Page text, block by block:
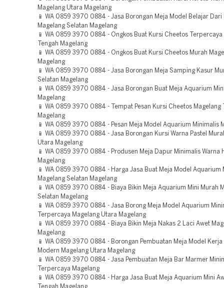
Magelang Utara Magelang
📱 WA 0859 3970 0884 - Jasa Borongan Meja Model Belajar Dari
Magelang Selatan Magelang
📱 WA 0859 3970 0884 - Ongkos Buat Kursi Cheetos Terpercaya
Tengah Magelang
📱 WA 0859 3970 0884 - Ongkos Buat Kursi Cheetos Murah
Magelang
📱 WA 0859 3970 0884 - Jasa Borongan Meja Samping Kasur
Selatan Magelang
📱 WA 0859 3970 0884 - Jasa Borongan Buat Meja Aquarium
Magelang
📱 WA 0859 3970 0884 - Tempat Pesan Kursi Cheetos Magelang
Magelang
📱 WA 0859 3970 0884 - Pesan Meja Model Aquarium Minimalis
📱 WA 0859 3970 0884 - Jasa Borongan Kursi Warna Pastel
Utara Magelang
📱 WA 0859 3970 0884 - Produsen Meja Dapur Minimalis Warna
Magelang
📱 WA 0859 3970 0884 - Harga Jasa Buat Meja Model Aquarium
Magelang Selatan Magelang
📱 WA 0859 3970 0884 - Biaya Bikin Meja Aquarium Mini Murah
Selatan Magelang
📱 WA 0859 3970 0884 - Jasa Borong Meja Model Aquarium
Terpercaya Magelang Utara Magelang
📱 WA 0859 3970 0884 - Biaya Bikin Meja Nakas 2 Laci Awet
Magelang
📱 WA 0859 3970 0884 - Borongan Pembuatan Meja Model Kerja
Modern Magelang Utara Magelang
📱 WA 0859 3970 0884 - Jasa Pembuatan Meja Bar Marmer
Terpercaya Magelang
📱 WA 0859 3970 0884 - Harga Jasa Buat Meja Aquarium Mini
Tengah Magelang